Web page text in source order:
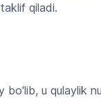
qiladi.
u qulaylik